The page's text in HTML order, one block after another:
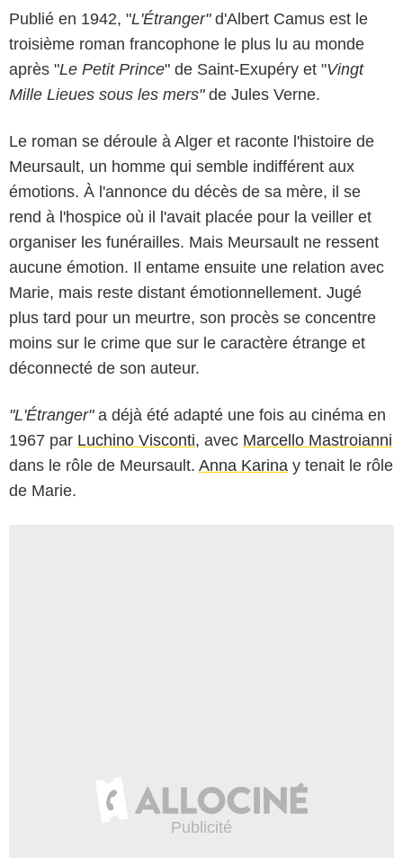
Publié en 1942, "L'Étranger"d'Albert Camus est le
troisième roman francophone le plus lu au monde
après "Le Petit Prince" de Saint-Exupéry et "Vingt
Mille Lieues sous les mers"de Jules Verne.
Le roman se déroule à Alger et raconte l'histoire de
Meursault, un homme qui semble indifférent aux
émotions. À l'annonce du décès de sa mère, il se
rend à l'hospice où il l'avait placée pour la veiller et
organiser les funérailles. Mais Meursault ne ressent
aucune émotion. Il entame ensuite une relation avec
Marie, mais reste distant émotionnellement. Jugé
plus tard pour un meurtre, son procès se concentre
moins sur le crime que sur le caractère étrange et
déconnecté de son auteur.
"L'Étranger"a déjà été adapté une fois au cinéma en
1967 par Luchino Visconti, avec Marcello Mastroianni
dans le rôle de Meursault. Anna Karina y tenait le rôle
de Marie.